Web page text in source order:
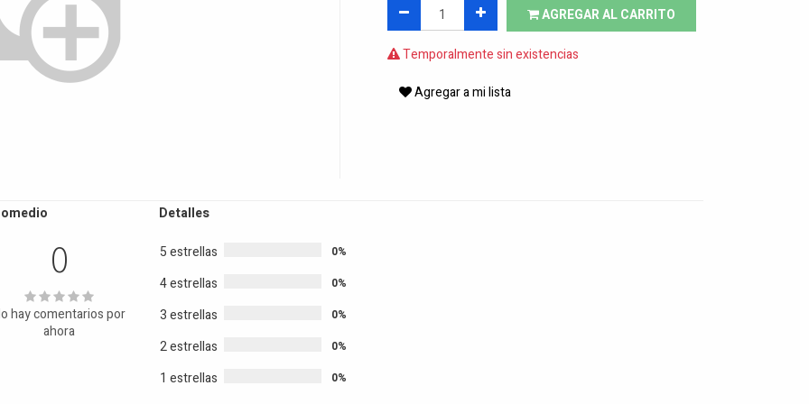
AGREGAR AL CARRITO
Temporalmente sin existencias
Agregar a mi lista
0
hay comentarios por
ahora
Detalles
5 estrellas 0%
4 estrellas 0%
3 estrellas 0%
2 estrellas 0%
1 estrellas 0%